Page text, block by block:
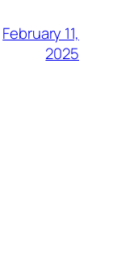
February 11,
2025